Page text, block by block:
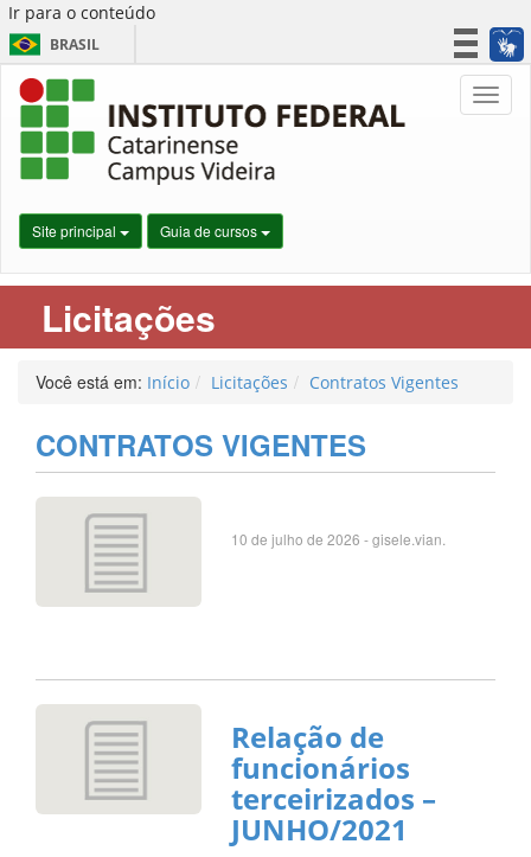
Ir para o conteúdo
BRASIL
Simplifique!
Site principal Guia de cursos
Licitações
Você está em: Início Licitações Contratos Vigentes
CONTRATOS VIGENTES
10 de julho de 2026 - gisele.vian.
Relação de
funcionários
terceirizados –
JUNHO/2021